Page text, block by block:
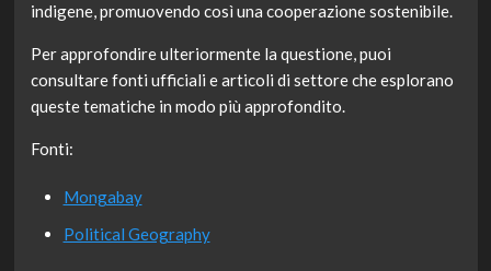
indigene, promuovendo così una cooperazione sostenibile.
Per approfondire ulteriormente la questione, puoi
consultare fonti ufficiali e articoli di settore che esplorano
queste tematiche in modo più approfondito.
Fonti:
Mongabay
Political Geography